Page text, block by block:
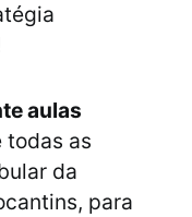
aulas
todas as
da
para